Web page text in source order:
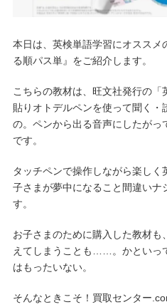
本日は、英検単語学習にオスス
る順パス単』をご紹介します。
こちらの教材は、旺文社発行の
貼りオトデルペンを使って聞く・
の。ペンから出る音声にしたが
です。
タッチペンで操作しながら楽し
子さまが夢中になること間違いナ
す。
お子さまのために購入した教材
えてしまうことも……。かといっ
はもったいない。
そんなときこそ！買取センター